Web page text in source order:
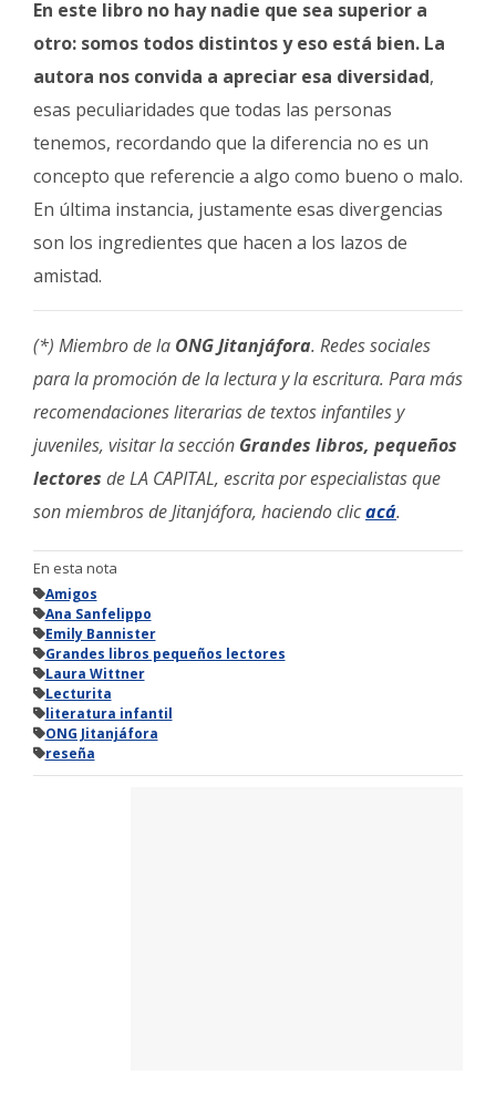
En este libro no hay nadie que sea superior a
otro: somos todos distintos y eso está bien. La
autora nos convida a apreciar esa diversidad,
esas peculiaridades que todas las personas
tenemos, recordando que la diferencia no es un
concepto que referencie a algo como bueno o malo.
En última instancia, justamente esas divergencias
son los ingredientes que hacen a los lazos de
amistad.
(*) Miembro de la ONG Jitanjáfora. Redes sociales
para la promoción de la lectura y la escritura. Para más
recomendaciones literarias de textos infantiles y
juveniles, visitar la sección Grandes libros, pequeños
lectores de LA CAPITAL, escrita por especialistas que
son miembros de Jitanjáfora, haciendo clicacá.
En esta nota
Amigos
Ana Sanfelippo
Emily Bannister
Grandes libros pequeños lectores
Laura Wittner
Lecturita
literatura infantil
ONG Jitanjáfora
reseña